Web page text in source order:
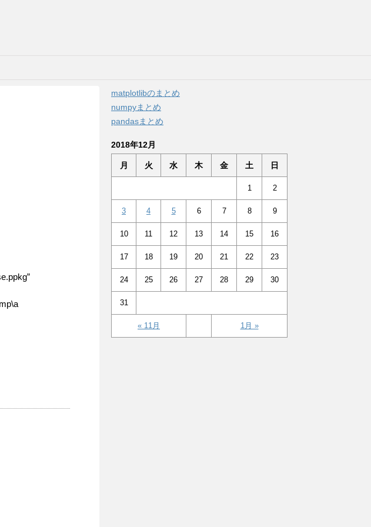
matplotlibのまとめ
numpyまとめ
pandasまとめ
2018年12月
月 火 水 木 金 土 日
« 11月 1月 »
1 2
3 4 5 6 7 8 9
10 11 12 13 14 15 16
17 18 19 20 21 22 23
24 25 26 27 28 29 30
31